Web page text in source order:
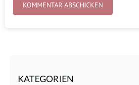
KATEGORIEN